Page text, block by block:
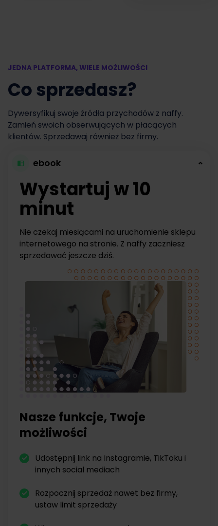
JEDNA PLATFORMA, WIELE MOŻLIWOŚCI
Co sprzedasz?
Dywersyfikuj swoje źródła przychodów z naffy.
Zamień swoich obserwujących w płacących
klientów. Sprzedawaj również bez firmy.
ebook
Wystartuj w 10
minut
Nie czekaj miesiącami na uruchomienie sklepu
internetowego na stronie. Z naffy zaczniesz
sprzedawać jeszcze dziś.
Nasze funkcje, Twoje
możliwości
Udostępnij link na Instagramie, TikToku i
innych social mediach
Rozpocznij sprzedaż nawet bez firmy,
ustaw limit sprzedaży